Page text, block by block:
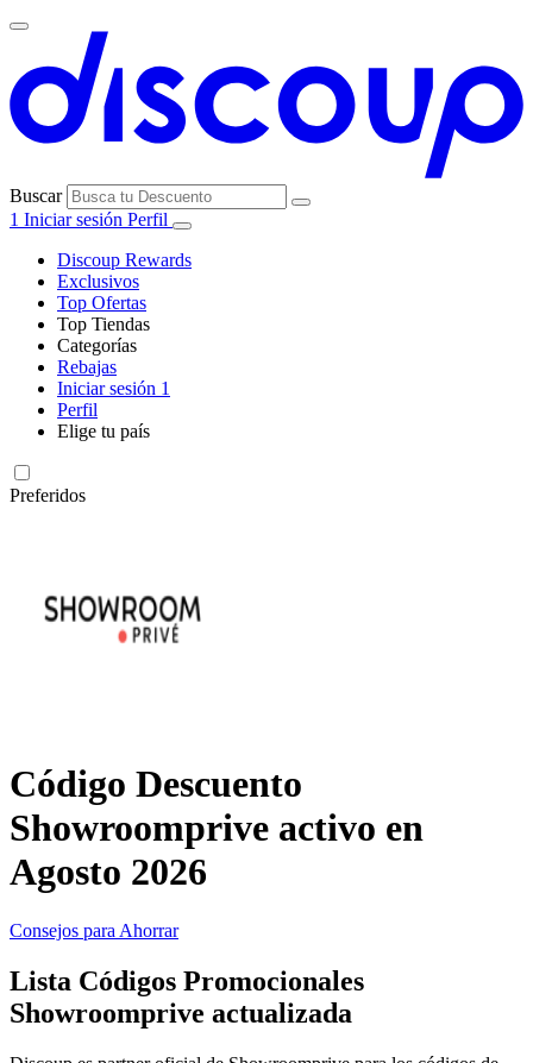
Buscar
1 Iniciar sesión Perfil
Discoup Rewards
Exclusivos
Top Ofertas
Top Tiendas
AliExpress
Amazon
Booking.com
Miravia
Temu
Categorías
Electrónica e
Vacaciones y
Transporte
Cosméticos y
Rebajas
Iniciar sesión 1
Perfil
Elige tu país
Preferidos
Código Descuento
Showroomprive activo en
Agosto 2026
Consejos para Ahorrar
Lista Códigos Promocionales
Showroomprive actualizada